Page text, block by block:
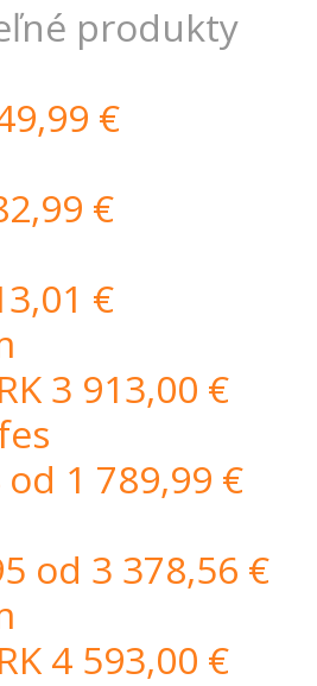
produkty
€
€
€
3 913,00 €
od 1 789,99 €
od 3 378,56 €
4 593,00 €